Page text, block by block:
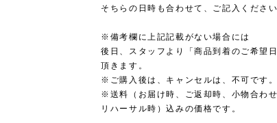
そちらの日時も合わせて、ご記入ください
※備考欄に上記記載がない場合には
後日、スタッフより「商品到着のご希望
頂きます。
※ご購入後は、キャンセルは、不可です。
※送料（お届け時、ご返却時、小物合わせ
リハーサル時）込みの価格です。